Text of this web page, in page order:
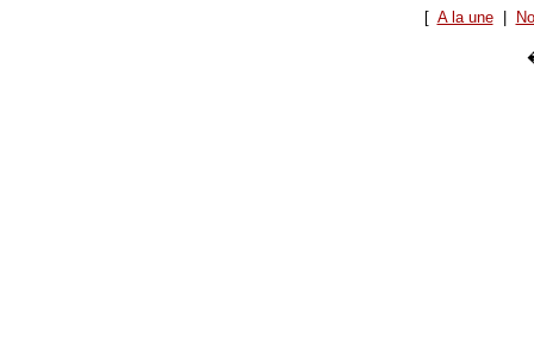
[ A la une|